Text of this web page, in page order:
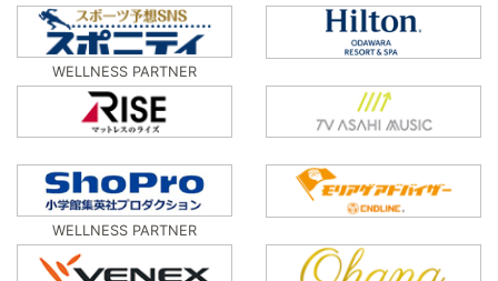
WELLNESS PARTNER
WELLNESS PARTNER